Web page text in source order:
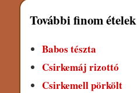
További finom ételek
Babos tészta
Csirkemáj rizottó
Csirkemell pörkölt